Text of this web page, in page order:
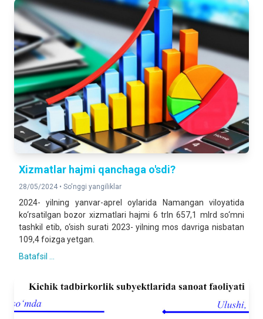
Xizmatlar hajmi qanchaga o'sdi?
28/05/2024 • So'nggi yangiliklar
2024- yilning yanvar-aprel oylarida Namangan viloyatida
ko‘rsatilgan bozor xizmatlari hajmi 6 trln 657,1 mlrd so‘mni
tashkil etib, o‘sish surati 2023- yilning mos davriga nisbatan
109,4 foizga yetgan.
Batafsil ...